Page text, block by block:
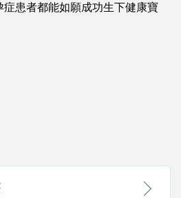
患者都能如願成功生下健康寶